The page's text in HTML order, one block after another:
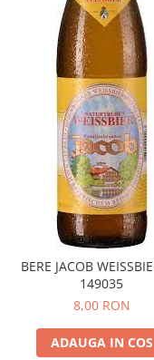
BERE JACOB
149035
8,00 RON
ADAUGA IN COS